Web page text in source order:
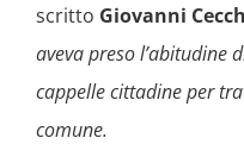
scritto Giovanni
aveva preso l’abitudine
cappelle cittadine per
comune.